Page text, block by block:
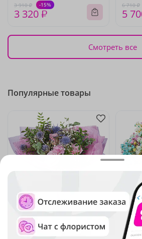
3 910 ₽ -15%
3 320 ₽
6 710 ₽
5
Смотреть все
Популярные товары
5(76)